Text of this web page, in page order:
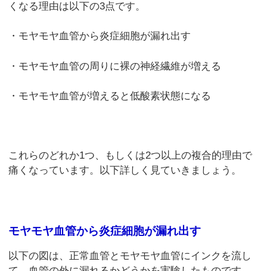
くなる理由は以下の3点です。
・モヤモヤ血管から炎症細胞が漏れ出す
・モヤモヤ血管の周りに裸の神経繊維が増える
・モヤモヤ血管が増えると低酸素状態になる
これらのどれか1つ、もしくは2つ以上の複合的理由で
痛くなっています。以下詳しく見ていきましょう。
モヤモヤ血管から炎症細胞が漏れ出す
以下の図は、正常血管とモヤモヤ血管にインクを流し